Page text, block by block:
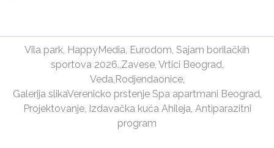
Vila park HappyMedia Eurodom Sajam borilačkih
sportova 2026. Zavese, Vrtici Beograd
Veda Rodjendaonice,
Galerija slikaVerenicko prstenje Spa apartmani Beograd
Projektovanje, Izdavačka kuća Ahileja Antiparazitni
program